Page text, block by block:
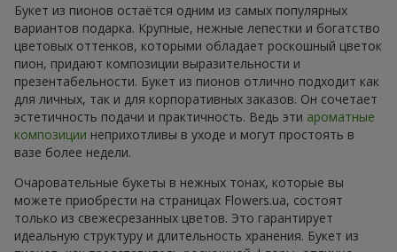
Букет из пионов остаётся одним из самых популярных
вариантов подарка. Крупные, нежные лепестки и богатство
цветовых оттенков, которыми обладает роскошный цветок
пион, придают композиции выразительности и
презентабельности. Букет из пионов отлично подходит как
для личных, так и для корпоративных заказов. Он сочетает
эстетичность подачи и практичность. Ведь эти ароматные
композиции неприхотливы в уходе и могут простоять в
вазе более недели.
Очаровательные букеты в нежных тонах, которые вы
можете приобрести на страницах Flowers.ua, состоят
только из свежесрезанных цветов. Это гарантирует
идеальную структуру и длительность хранения. Букет из